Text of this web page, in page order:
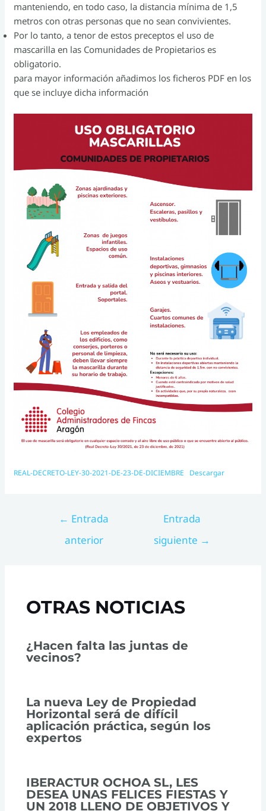
manteniendo, en todo caso, la distancia mínima de 1,5
metros con otras personas que no sean convivientes.
Por lo tanto, a tenor de estos preceptos el uso de
mascarilla en las Comunidades de Propietarios es
obligatorio.
para mayor información añadimos los ficheros PDF en los
que se incluye dicha información
REAL-DECRETO-LEY-30-2021-DE-23-DE-DICIEMBRE Descargar
Navegación
entradas
← Entrada
anterior
Entrada
siguiente →
OTRAS NOTICIAS
¿Hacen falta las juntas de
vecinos?
La nueva Ley de Propiedad
Horizontal será de difícil
aplicación práctica, según los
expertos
IBERACTUR OCHOA SL, LES
DESEA UNAS FELICES FIESTAS Y
UN 2018 LLENO DE OBJETIVOS Y